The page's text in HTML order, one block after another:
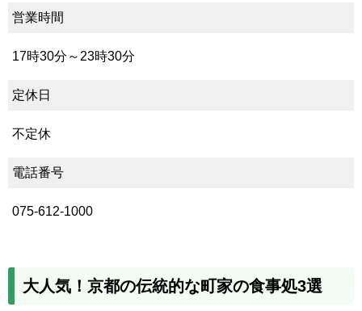
営業時間
17時30分～23時30分
定休日
不定休
電話番号
075-612-1000
大人気！京都の伝統的な町家の食事処3選